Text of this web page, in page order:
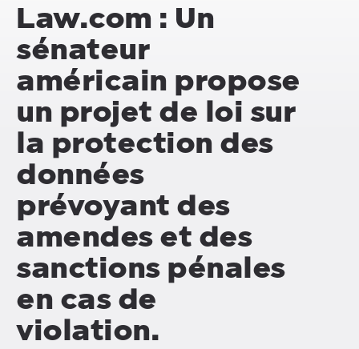
Law.com : Un
sénateur
américain propose
un projet de loi sur
la protection des
données
prévoyant des
amendes et des
sanctions pénales
en cas de
violation.